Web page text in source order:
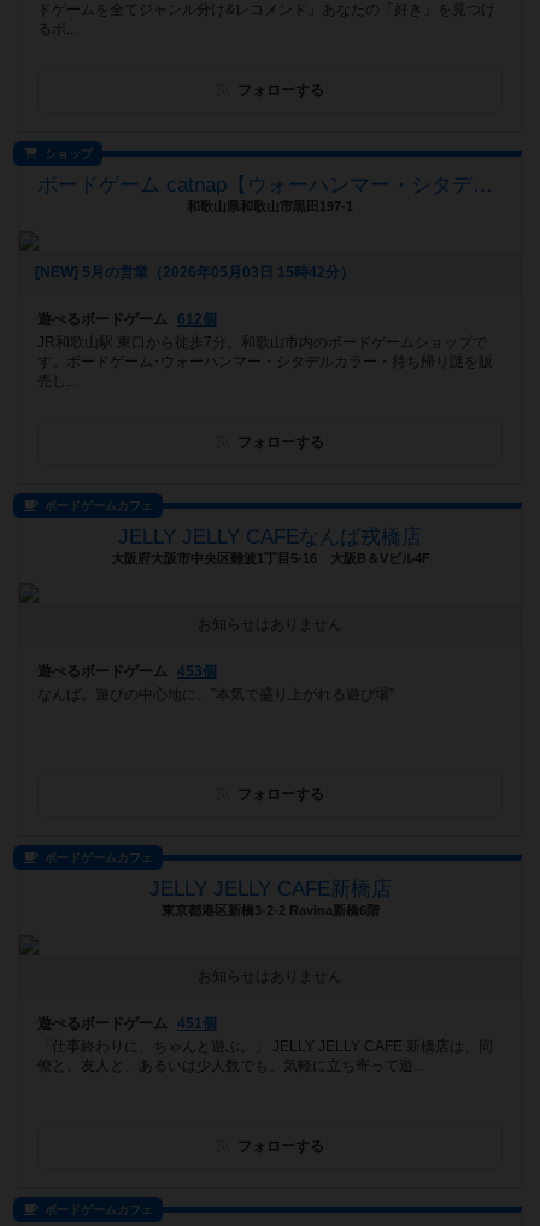
ドゲームを全てジャンル分け&レコメンド」あなたの「好き」を見つけ
るボ...
フォローする
ショップ
ボードゲーム catnap【ウォーハンマー・シタデルカラー取扱店】
和歌山県和歌山市黒田197-1
[NEW] 5月の営業（2026年05月03日 15時42分）
遊べるボードゲーム
612個
JR和歌山駅 東口から徒歩7分。和歌山市内のボードゲームショップで
す。ボードゲーム･ウォーハンマー・シタデルカラー・持ち帰り謎を販
売し...
フォローする
ボードゲームカフェ
JELLY JELLY CAFEなんば戎橋店
大阪府大阪市中央区難波1丁目5-16 大阪B＆Vビル4F
お知らせはありません
遊べるボードゲーム
453個
なんば。遊びの中心地に、”本気で盛り上がれる遊び場”
フォローする
ボードゲームカフェ
JELLY JELLY CAFE新橋店
東京都港区新橋3-2-2 Ravina新橋6階
お知らせはありません
遊べるボードゲーム
451個
「仕事終わりに、ちゃんと遊ぶ。」 JELLY JELLY CAFE 新橋店は、同
僚と、友人と、あるいは少人数でも、気軽に立ち寄って遊...
フォローする
ボードゲームカフェ